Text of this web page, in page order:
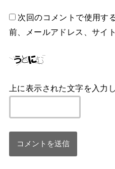
次回のコメントで使用す
前、メールアドレス、サイ
上に表示された文字を入力